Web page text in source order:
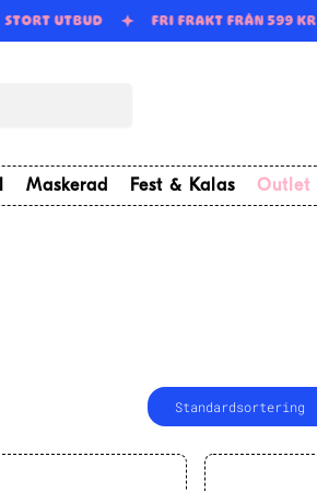
STORT UTBUD FRI FRAKT FRÅN 599 KR
Maskerad Fest & Kalas Outlet